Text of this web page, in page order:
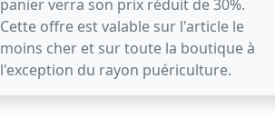
panier verra son prix réduit de 30%.
Cette offre est valable sur l'article le
moins cher et sur toute la boutique à
l'exception du rayon puériculture.